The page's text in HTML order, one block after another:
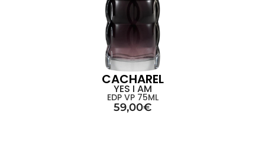
CACHAREL
YES I AM
EDP VP 75ML
59,00€